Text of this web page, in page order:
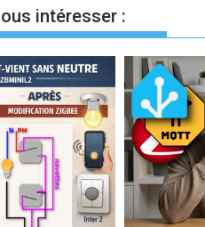
intéresser :